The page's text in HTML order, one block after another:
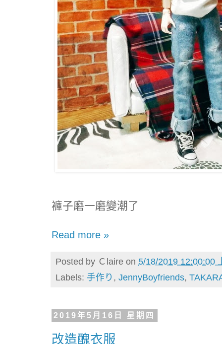
褲子磨一磨變潮了
Read more »
Posted by Ｃlaire on 5/18/2019 12:00:00
Labels: 手作り , JennyBoyfriends,
2019年5月16日 星期四
改造醜衣服